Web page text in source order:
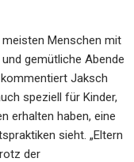
Menschen mit
gemütliche Abende
kommentiert Jaksch
speziell für Kinder,
erhalten haben, eine
sieht. „Eltern
der